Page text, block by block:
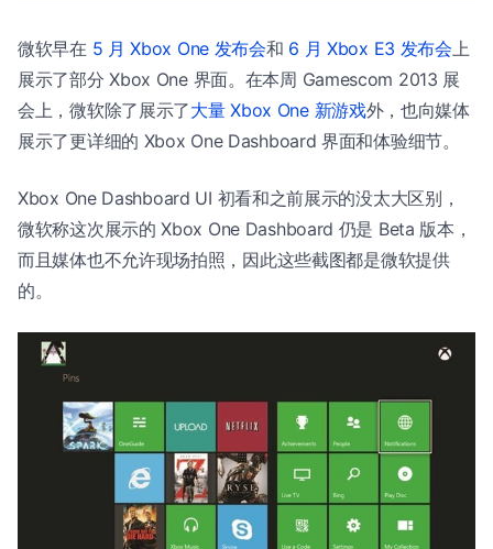
微软早在 5 月 Xbox One 发布会和 6 月 Xbox E3 发布会上
展示了部分 Xbox One 界面。在本周 Gamescom 2013 展
会上，微软除了展示了大量 Xbox One 新游戏外，也向媒体
展示了更详细的 Xbox One Dashboard 界面和体验细节。
Xbox One Dashboard UI 初看和之前展示的没太大区别，
微软称这次展示的 Xbox One Dashboard 仍是 Beta 版本，
而且媒体也不允许现场拍照，因此这些截图都是微软提供
的。